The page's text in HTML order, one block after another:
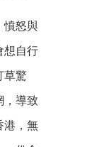
憤怒與
想自行
草驚
，導致
港，無